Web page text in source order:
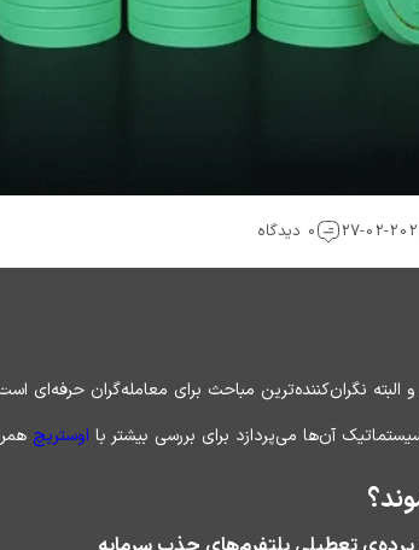
0 دیدگاه
نگران‌کننده‌ترین مباحث برای معامله‌گران حرفه‌ای
آن‌ها می‌پردازد برای بررسی بیشتر با اوستریچ